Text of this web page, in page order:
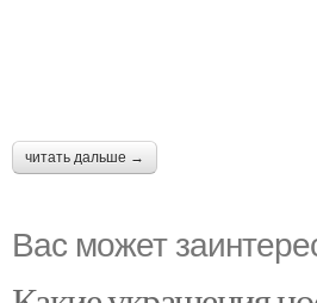
читать дальше →
Вас может